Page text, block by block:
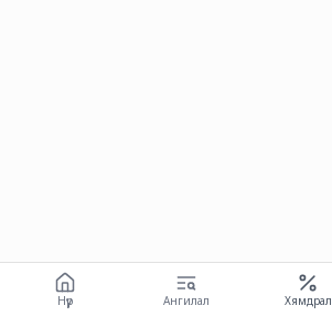
Нүүр Ангилал Хямдрал